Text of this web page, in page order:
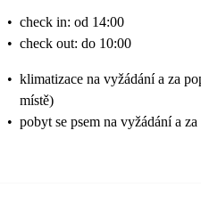
• check in: od 14:00
• check out: do 10:00
• klimatizace na vyžádání a za
místě)
• pobyt se psem na vyžádání a